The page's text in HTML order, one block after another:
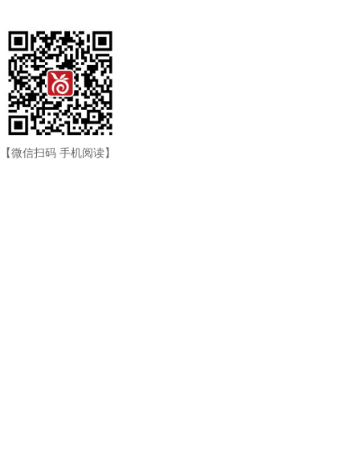
【微信扫码 手机阅读】